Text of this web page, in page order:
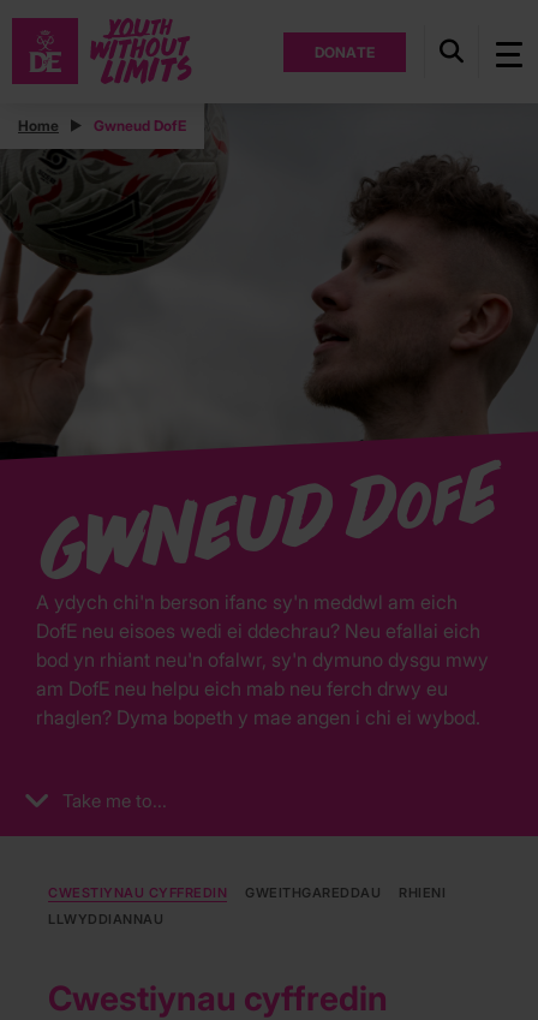
DONATE
Home Gwneud DofE
Gwneud DofE
A ydych chi'n berson ifanc sy'n meddwl am eich
DofE neu eisoes wedi ei ddechrau? Neu efallai eich
bod yn rhiant neu'n ofalwr, sy'n dymuno dysgu mwy
am DofE neu helpu eich mab neu ferch drwy eu
rhaglen? Dyma bopeth y mae angen i chi ei wybod.
Take me to...
CWESTIYNAU CYFFREDIN GWEITHGAREDDAU
RHIENI
LLWYDDIANNAU
Cwestiynau cyffredin